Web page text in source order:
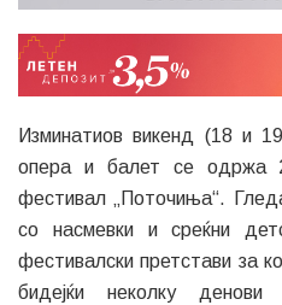
Изминатиов викенд (18 и
опера и балет се одржа
фестивал „Поточиња“.
со насмевки и среќни
фестивалски претстави за
бидејќи неколку